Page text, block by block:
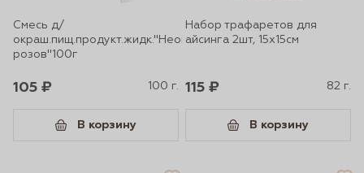
Смесь д/
окраш.пищ.продукт.жидк."Неоново-
розов"100г
105 ₽ 100 г.
В корзину
Набор трафаретов для
айсинга 2шт, 15х15см
115 ₽ 82 г.
В корзину